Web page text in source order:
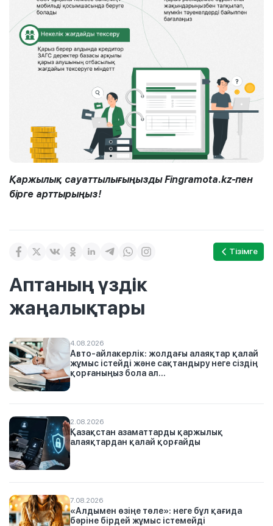
Қаржылық сауаттылығыңызды Fingramota.kz-пен
бірге арттырыңыз!
Тізімге
Аптаның үздік
жаңалықтары
4.08.2026
Авто-айлакерлік: жолдағы алаяқтар қалай
жұмыс істейді және сақтандыру неге сіздің
қорғаныңыз бола ал...
2.08.2026
Қазақстан азаматтарды қаржылық
алаяқтардан қалай қорғайды
7.08.2026
«Алдымен өзіңе төле»: неге бұл қағида
бәріне бірдей жұмыс істемейді